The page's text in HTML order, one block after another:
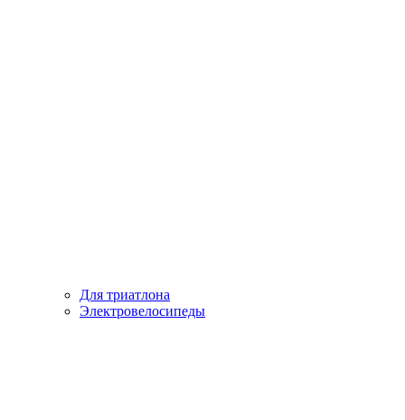
Для триатлона
Электровелосипеды